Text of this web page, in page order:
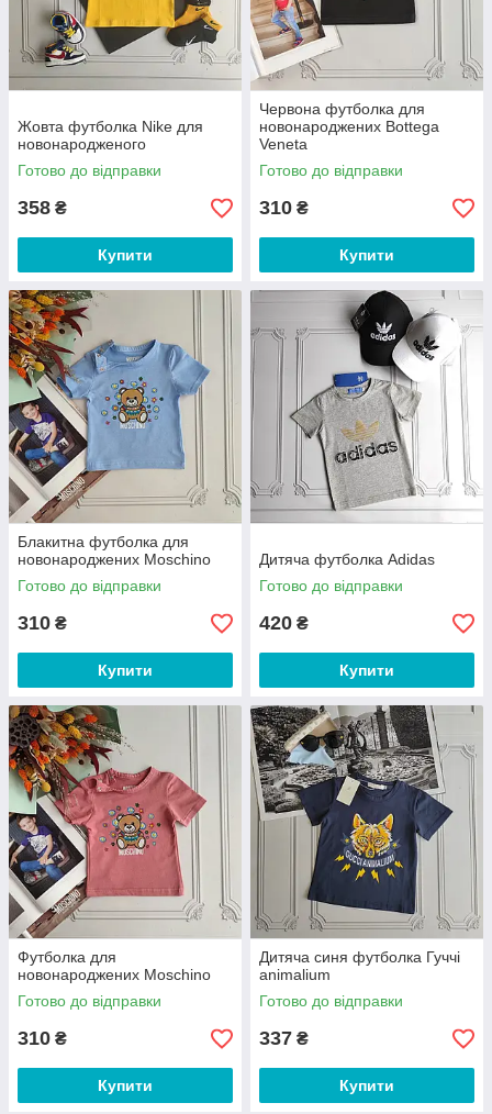
Жовта футболка Nike для
новонародженого
Готово до відправки
358 ₴
Купити
Червона футболка для
новонароджених Bottega
Veneta
Готово до відправки
310 ₴
Купити
Блакитна футболка для
новонароджених Moschino
Готово до відправки
310 ₴
Купити
Дитяча футболка Adidas
Готово до відправки
420 ₴
Купити
Футболка для
новонароджених Moschino
Готово до відправки
310 ₴
Купити
Дитяча синя футболка Гуччі
animalium
Готово до відправки
337 ₴
Купити